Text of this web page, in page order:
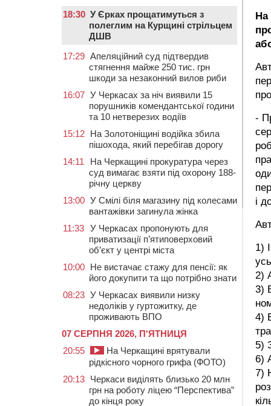
На
-
і
1)
2)
3)
4)
5)
6)
7)
18:30 У Єрках прощатимуться з
полеглим на Курщині стрільцем
ДШВ
17:29 Апеляційний суд підтвердив
стягнення майже 250 тис. грн
шкоди за незаконний вилов риби
16:07 У Черкасах за ніч виявили 15
порушників комендантської години
та 10 нетверезих водіїв
15:12 На Золотоніщині водійка збила
пішохода, який перебігав дорогу
14:11
На Черкащині прокуратура через
суд вимагає взяти під охорону 188-
річну церкву
13:00 У Смілі біля магазину під колесами
вантажівки загинула жінка
11:33 У Черкасах пропонують для
приватизації п’ятиповерховий
об’єкт у центрі міста
10:00 Не вистачає стажу для пенсії: як
його докупити та що потрібно знати
08:23 У Черкасах виявили низку
недоліків у гуртожитку, де
проживають ВПО
07 СЕРПНЯ 2026, П'ЯТНИЦЯ
20:55
На Черкащині врятували
рідкісного чорного грифа (ФОТО)
20:13 Черкаси виділять близько 20 млн
грн на роботу ліцею “Перспектива”
до кінця року